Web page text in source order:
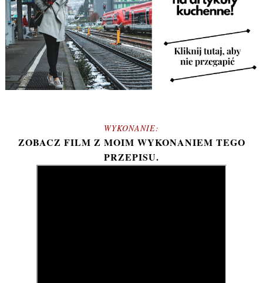
WYKONANIE:
ZOBACZ FILM Z MOIM WYKONANIEM TEGO
PRZEPISU.